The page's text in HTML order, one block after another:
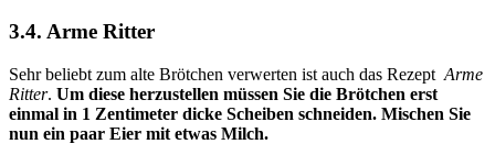
3.4. Arme Ritter
Sehr beliebt zum alte Brötchen verwerten ist auch das Rezept Arme
Ritter. Um diese herzustellen müssen Sie die Brötchen erst
einmal in 1 Zentimeter dicke Scheiben schneiden. Mischen Sie
nun ein paar Eier mit etwas Milch.